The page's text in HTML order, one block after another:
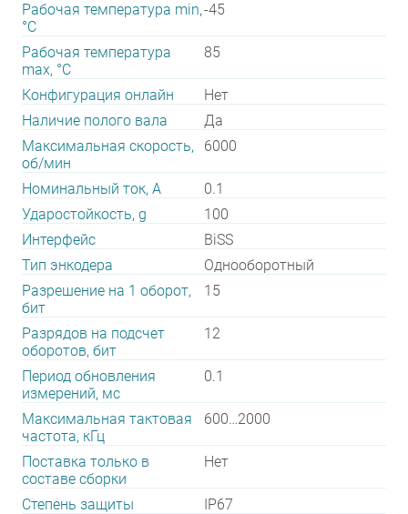
Рабочая температура min,
°С
-45
Рабочая температура
max, °С
85
Конфигурация онлайн
Нет
Наличие полого вала
Да
Максимальная скорость,
об/мин
6000
Номинальный ток, А
0.1
Ударостойкость, g
100
Интерфейс
BiSS
Тип энкодера
Однооборотный
Разрешение на 1 оборот,
бит
15
Разрядов на подсчет
оборотов, бит
12
Период обновления
измерений, мс
0.1
Максимальная тактовая
частота, кГц
600…2000
Поставка только в
составе сборки
Нет
Степень защиты
IP67